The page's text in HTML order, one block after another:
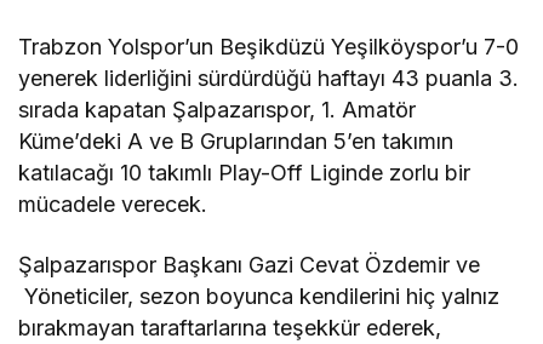
Trabzon Yolspor’un Beşikdüzü Yeşilköyspor’u 7-0
yenerek liderliğini sürdürdüğü haftayı 43 puanla 3.
sırada kapatan Şalpazarıspor, 1. Amatör
Küme’deki A ve B Gruplarından 5’en takımın
katılacağı 10 takımlı Play-Off Liginde zorlu bir
mücadele verecek.
Şalpazarıspor Başkanı Gazi Cevat Özdemir ve
Yöneticiler, sezon boyunca kendilerini hiç yalnız
bırakmayan taraftarlarına teşekkür ederek,